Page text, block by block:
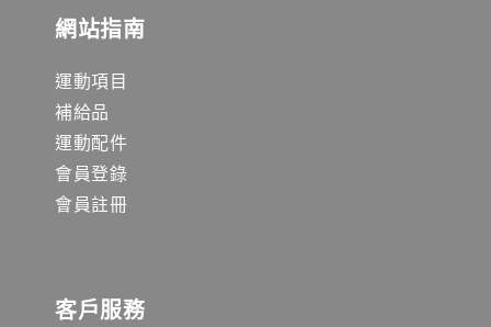
網站指南
運動項目
補給品
運動配件
會員登錄
會員註冊
客戶服務